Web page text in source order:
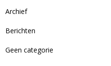
Archief
Berichten
Geen categorie